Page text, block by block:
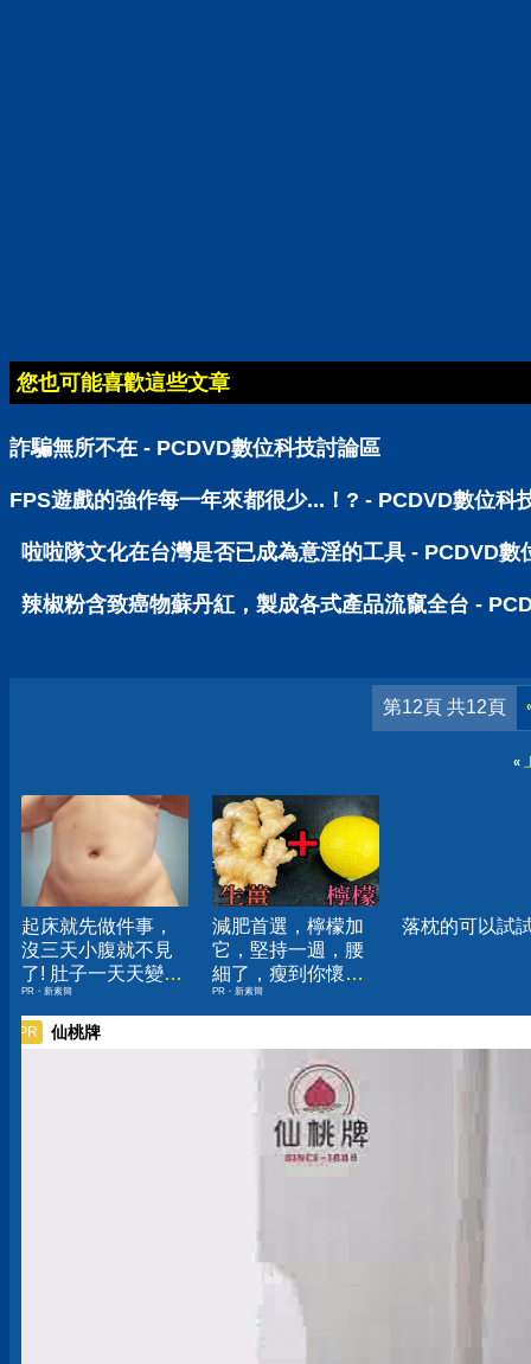
您也可能喜歡這些文章
詐騙無所不在 - PCDVD數位科技討論區
FPS遊戲的強作每一年來都很少...！? - PCDVD數位科
啦啦隊文化在台灣是否已成為意淫的工具 - PCDVD數
辣椒粉含致癌物蘇丹紅，製成各式產品流竄全台 -
第12頁 共12頁
«
起床就先做件事，
沒三天小腹就不見
了! 肚子一天天變
小！
PR・新素簡
減肥首選，檸檬加
它，堅持一週，腰
細了，瘦到你懷疑
人生
PR・新素簡
落枕的可以試
PR 仙桃牌